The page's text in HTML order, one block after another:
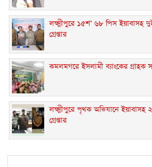
লক্ষ্মীপুরে ১৫শ’ ৬৮ পিস ইয়াবাসহ
গ্রেপ্তার
কমলমগরে ইসলামী ব্যাংকের গ্রাহক
লক্ষ্মীপুরে পৃথক অভিযানে ইয়াবাসহ
গ্রেপ্তার